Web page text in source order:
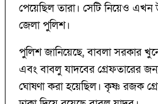
পেয়েছিল তারা। সেটি নিয়েও এখন
জেলা পুলিশ।
পুলিশ জানিয়েছে, বাবলা সরকার
এবং বাবলু যাদবের গ্রেফতারের
ঘোষণা করা হয়েছিল। কৃষ্ণ রজক